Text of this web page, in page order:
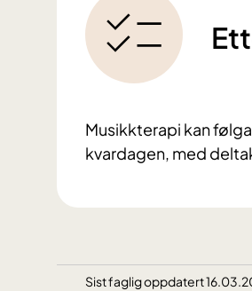
Musikkterapi kan
kvardagen, med
Sist faglig oppdatert